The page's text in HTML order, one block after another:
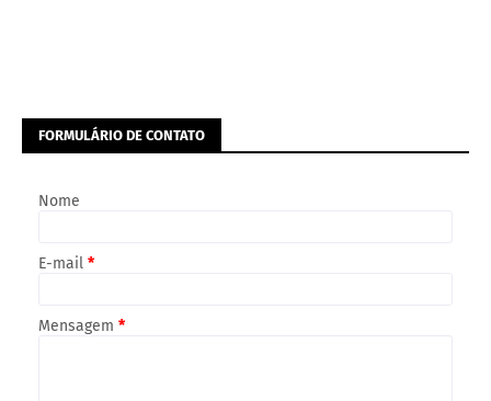
FORMULÁRIO DE CONTATO
Nome
E-mail *
Mensagem *